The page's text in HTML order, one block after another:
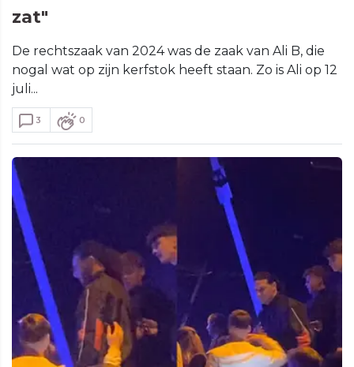
zat"
De rechtszaak van 2024 was de zaak van Ali B, die
nogal wat op zijn kerfstok heeft staan. Zo is Ali op 12
juli...
3 0